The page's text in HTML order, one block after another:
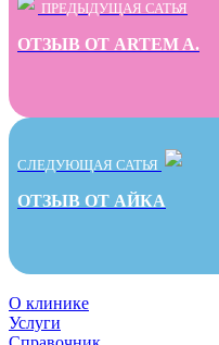
ПРЕДЫДУЩАЯ САТЬЯ
ОТЗЫВ ОТ ARTEM A.
СЛЕДУЮЩАЯ САТЬЯ
ОТЗЫВ ОТ АЙКА
О клинике
Услуги